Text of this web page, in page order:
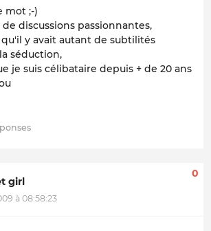
mot ;-)
discussions passionnantes,
qu'il y avait autant de subtilités
séduction,
je suis célibataire depuis + de 20 ans
girl
à 08:58:23
0